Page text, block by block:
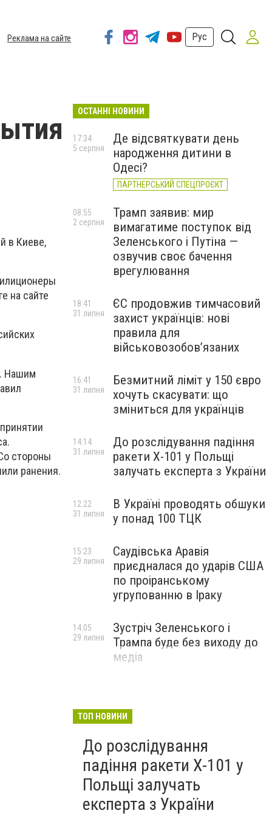
Реклама на сайте Рус
в Киеве,
на сайте
Нашим
стороны
ранения.
ОСТАННІ НОВИНИ
Де відсвяткувати день
народження дитини в
Одесі?
ПАРТНЕРСЬКИЙ СПЕЦПРОЄКТ
17:34
5 серпня
Трамп заявив: мир
вимагатиме поступок від
Зеленського і Путіна —
озвучив своє бачення
врегулювання
08:55
2 серпня
ЄС продовжив тимчасовий
захист українців: нові
правила для
військовозобов’язаних
18:41
31 липня
Безмитний ліміт у 150 євро
хочуть скасувати: що
зміниться для українців
16:41
31 липня
До розслідування падіння
ракети Х-101 у Польщі
залучать експерта з України
14:14
31 липня
В Україні проводять обшуки
у понад 100 ТЦК
12:22
31 липня
Саудівська Аравія
приєдналася до ударів США
по проіранському
угрупованню в Іраку
15:23
29 липня
Зустріч Зеленського і
Трампа буде без виходу до
медіа
14:05
29 липня
ТОП НОВИНИ
До розслідування
падіння ракети Х-101 у
Польщі залучать
експерта з України